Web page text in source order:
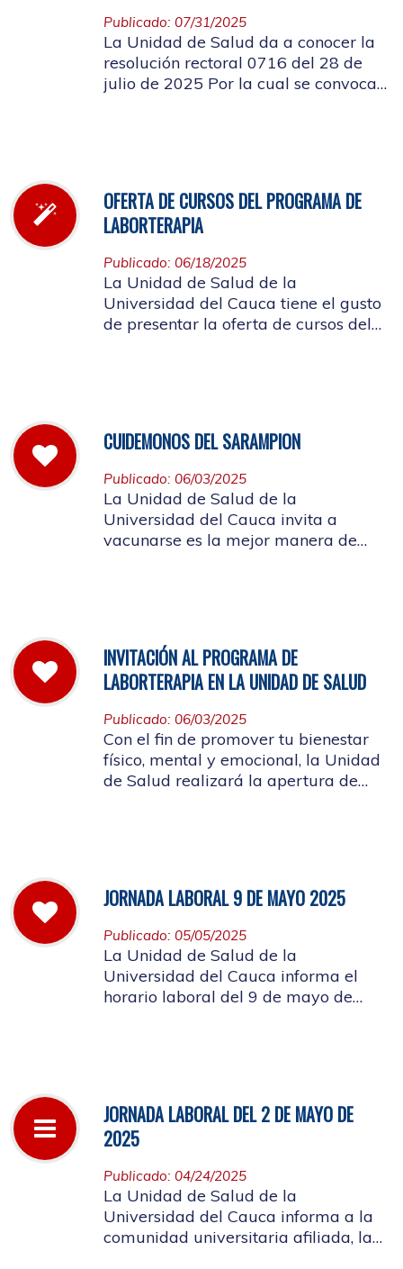
Publicado: 07/31/2025
La Unidad de Salud da a conocer la
resolución rectoral 0716 del 28 de
julio de 2025 Por la cual se convoca
OFERTA DE CURSOS DEL PROGRAMA DE
LABORTERAPIA
Publicado: 06/18/2025
La Unidad de Salud de la
Universidad del Cauca tiene el gusto
de presentar la oferta de cursos del
CUIDEMONOS DEL SARAMPION
Publicado: 06/03/2025
La Unidad de Salud de la
Universidad del Cauca invita a
vacunarse es la mejor manera de
INVITACIÓN AL PROGRAMA DE
LABORTERAPIA EN LA UNIDAD DE SALUD
Publicado: 06/03/2025
Con el fin de promover tu bienestar
físico, mental y emocional, la Unidad
de Salud realizará la apertura de
JORNADA LABORAL 9 DE MAYO 2025
Publicado: 05/05/2025
La Unidad de Salud de la
Universidad del Cauca informa el
horario laboral del 9 de mayo de
JORNADA LABORAL DEL 2 DE MAYO DE
2025
Publicado: 04/24/2025
La Unidad de Salud de la
Universidad del Cauca informa a la
comunidad universitaria afiliada, la